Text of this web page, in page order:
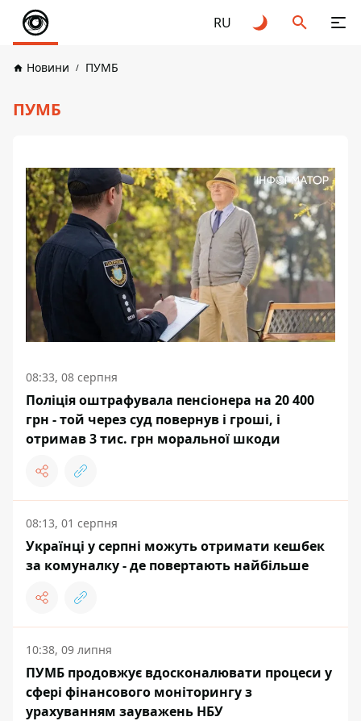
RU
Новини ПУМБ
ПУМБ
08:33, 08 серпня
Поліція оштрафувала пенсіонера на 20 400
грн - той через суд повернув і гроші, і
отримав 3 тис. грн моральної шкоди
08:13, 01 серпня
Українці у серпні можуть отримати кешбек
за комуналку - де повертають найбільше
10:38, 09 липня
ПУМБ продовжує вдосконалювати процеси у
сфері фінансового моніторингу з
урахуванням зауважень НБУ